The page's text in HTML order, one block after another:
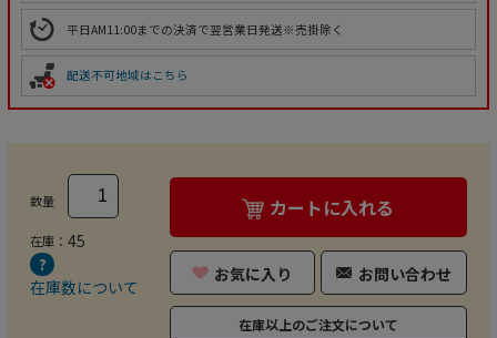
平日AM11:00までの決済で翌営業日発送※売掛除く
配送不可地域はこちら
数量
在庫： 45
在庫数について
カートに入れる
お気に入り お問い合わせ
在庫以上のご注文について